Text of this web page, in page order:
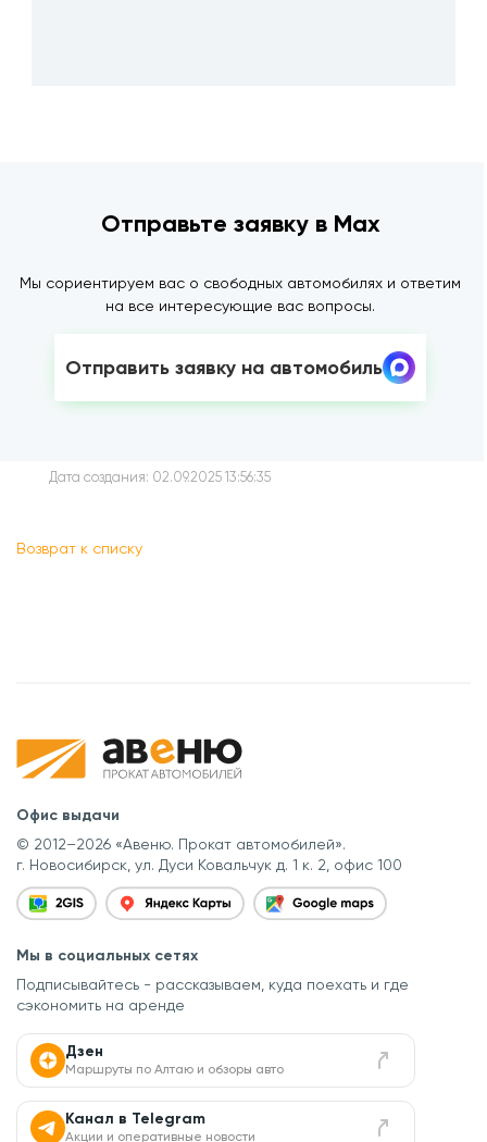
Отправьте заявку в Max
Мы сориентируем вас о свободных автомобилях и ответим
на все интересующие вас вопросы.
Отправить заявку на автомобиль
Дата создания: 02.09.2025 13:56:35
Возврат к списку
Офис выдачи
© 2012–2026 «Авеню. Прокат автомобилей».
г. Новосибирск, ул. Дуси Ковальчук д. 1 к. 2, офис 100
Мы в социальных сетях
Подписывайтесь - рассказываем, куда поехать и где
сэкономить на аренде
Дзен
Маршруты по Алтаю и обзоры авто
Канал в Telegram
Акции и оперативные новости